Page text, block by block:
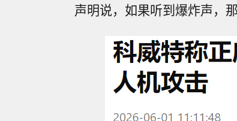
声明说，如果听到爆炸声，